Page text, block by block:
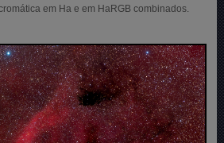
em Ha e em HaRGB combinados.